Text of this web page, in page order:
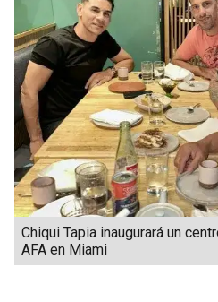
Chiqui Tapia inaugurará un
AFA en Miami